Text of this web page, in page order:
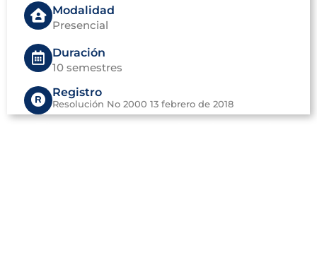
Modalidad
Presencial
Duración
10 semestres
Registro
Resolución No 2000 13 febrero de 2018